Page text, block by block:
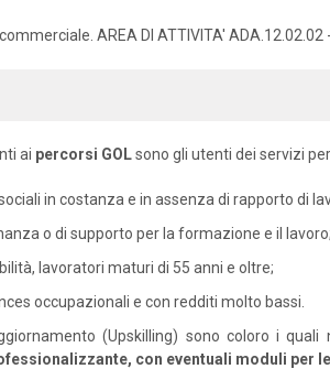
AREA DI ATTIVITA'
ai percorsi GOLsono gli utenti dei servizi
in costanza e in assenza di rapporto di
o di supporto per la formazione e il
lavoratori maturi di 55 anni e oltre;
occupazionali e con redditi molto bassi.
(Upskilling) sono coloro i quali
con eventuali moduli per